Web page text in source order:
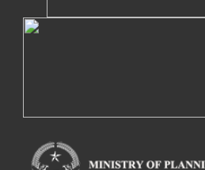
Investment and Enterprise Division,Business